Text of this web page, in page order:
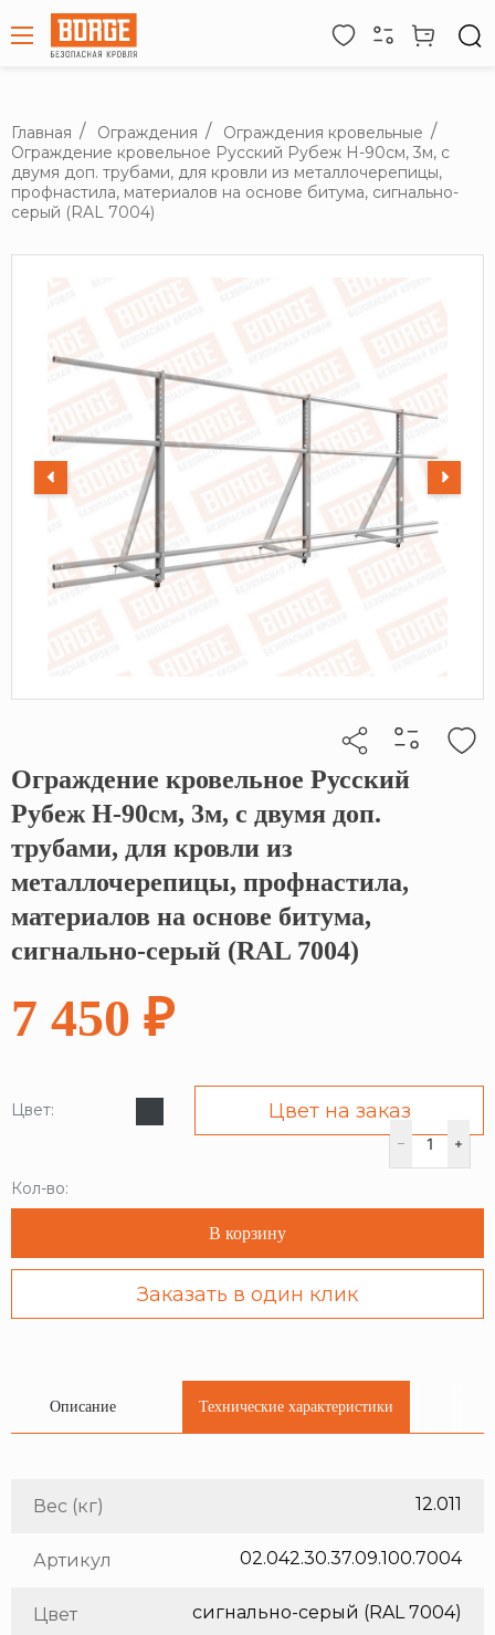
Главная Ограждения
Ограждения кровельные
Ограждение кровельное Русский Рубеж H-90см, 3м, с
двумя доп. трубами, для кровли из металлочерепицы,
профнастила, материалов на основе битума, сигнально-
серый (RAL 7004)
Кликните, чтобы скопировать прямую ссылку
Ограждение кровельное Русский
Рубеж H-90см, 3м, с двумя доп.
трубами, для кровли из
металлочерепицы, профнастила,
материалов на основе битума,
сигнально-серый (RAL 7004)
7 450 ₽
Цвет: Цвет на заказ
Кол-во:
В корзину
Заказать в один клик
Описание Технические характеристики
Вес (кг) 12.011
Артикул 02.042.30.37.09.100.7004
Цвет сигнально-серый (RAL 7004)